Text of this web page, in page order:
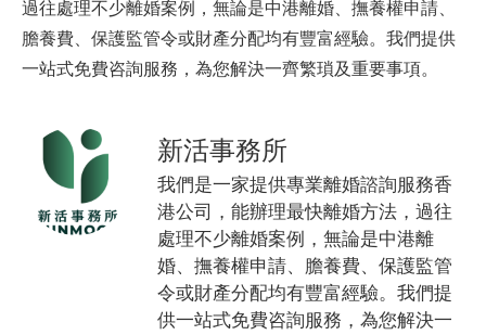
過往處理不少離婚案例，無論是中港離婚、撫養權申請、
膽養費、保護監管令或財產分配均有豐富經驗。我們提供
一站式免費咨詢服務，為您解決一齊繁瑣及重要事項。
新活事務所
我們是一家提供專業離婚諮詢服務香
港公司，能辦理最快離婚方法，過往
處理不少離婚案例，無論是中港離
婚、撫養權申請、膽養費、保護監管
令或財產分配均有豐富經驗。我們提
供一站式免費咨詢服務，為您解決一